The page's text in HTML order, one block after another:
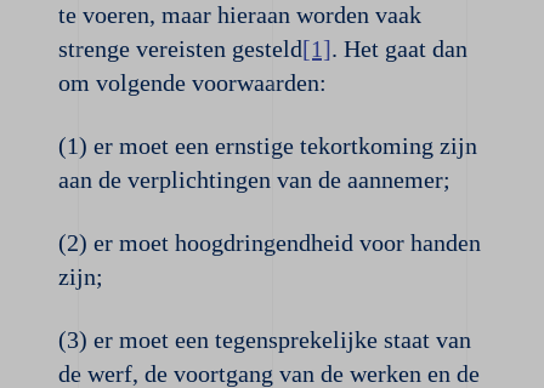
te voeren, maar hieraan worden vaak
strenge vereisten gesteld[1]. Het gaat dan
om volgende voorwaarden:
(1) er moet een ernstige tekortkoming zijn
aan de verplichtingen van de aannemer;
(2) er moet hoogdringendheid voor handen
zijn;
(3) er moet een tegensprekelijke staat van
de werf, de voortgang van de werken en de